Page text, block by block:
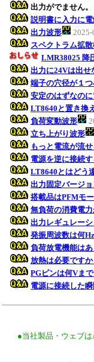
出力がでません。
説明書に入力に
出力波形
2025-
スペクトラム拡
LMR38025 降
出力に24Vは出せ
端子の穴径が１
安定のはずなの
LT8640と置き換
負荷変動波形
立ち上がり波形
もっと電流が流
電源を逆に接続
LT8640とはどう
出力固定バージ
搭載品はPFMモ
無負荷の消費電
出力レギュレー
発振周波数は何
負荷放電機能はあ
放熱は必要ですか
PGピンは何Vま
電源に接続した
●当社製品・ウェブ